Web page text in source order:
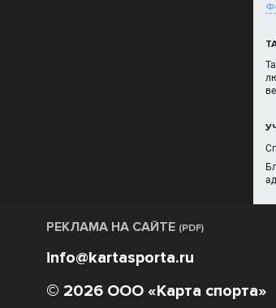
РЕКЛАМА НА САЙТЕ (PDF)
info@kartasporta.ru
© 2026 ООО «Карта спорта»